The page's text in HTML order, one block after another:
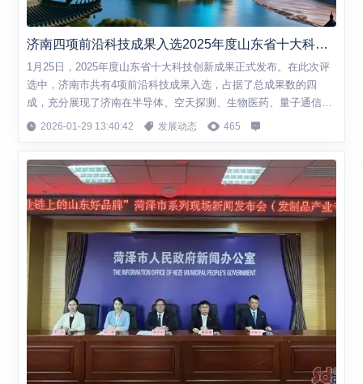
济南四项前沿科技成果入选2025年度山东省十大科技创新成果
1月25日，2025年度山东省十大科技创新成果正式发布。在此次评
选中，济南市共有4项前沿科技成果入选，占据了总成果数的四
成，充分展现了济南在半导体、空天探测、生物医药、量子通信等
前沿科技领域的强劲实力与深厚底蕴。这十大成果是由省内外60余
月启动以来，已累计征集入库...
2026-01-29 13:40:42 发展动态 465